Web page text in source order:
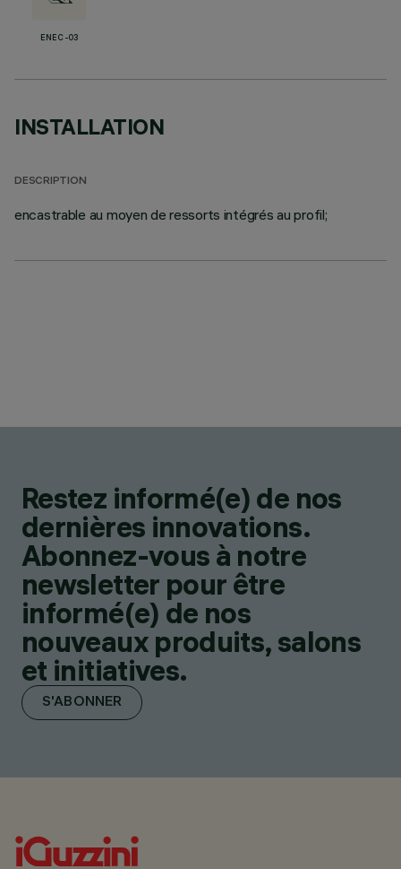
ENEC-03
INSTALLATION
DESCRIPTION
encastrable au moyen de ressorts intégrés au profil;
Restez informé(e) de nos
dernières innovations.
Abonnez-vous à notre
newsletter pour être
informé(e) de nos
nouveaux produits, salons
et initiatives.
S'ABONNER